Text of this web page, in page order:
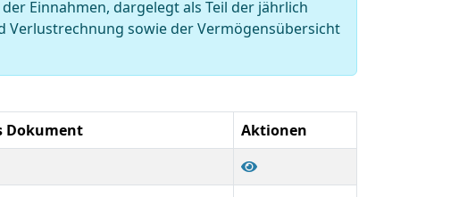
Einnahmen, dargelegt als Teil der jährlich
Verlustrechnung sowie der Vermögensübersicht
Dokument
Aktionen